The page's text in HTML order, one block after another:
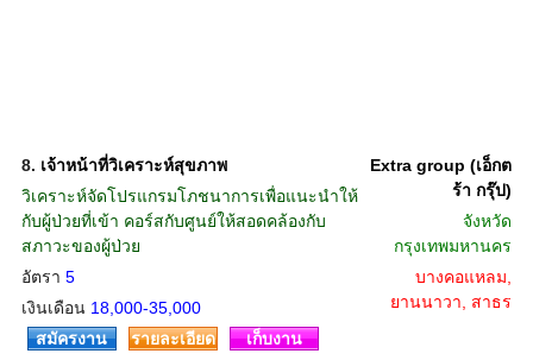
8. เจ้าหน้าที่วิเคราะห์สุขภาพ
วิเคราะห์จัดโปรแกรมโภชนาการเพื่อแนะนำให้
กับผู้ป่วยที่เข้า คอร์สกับศูนย์ให้สอดคล้องกับ
สภาวะของผู้ป่วย
อัตรา 5
เงินเดือน 18,000-35,000
Extra group (เอ็กต
ร้า กรุ๊ป)
จังหวัด
กรุงเทพมหานคร
บางคอแหลม,
ยานนาวา, สาธร
สมัครงาน
รายละเอียด เก็บงาน